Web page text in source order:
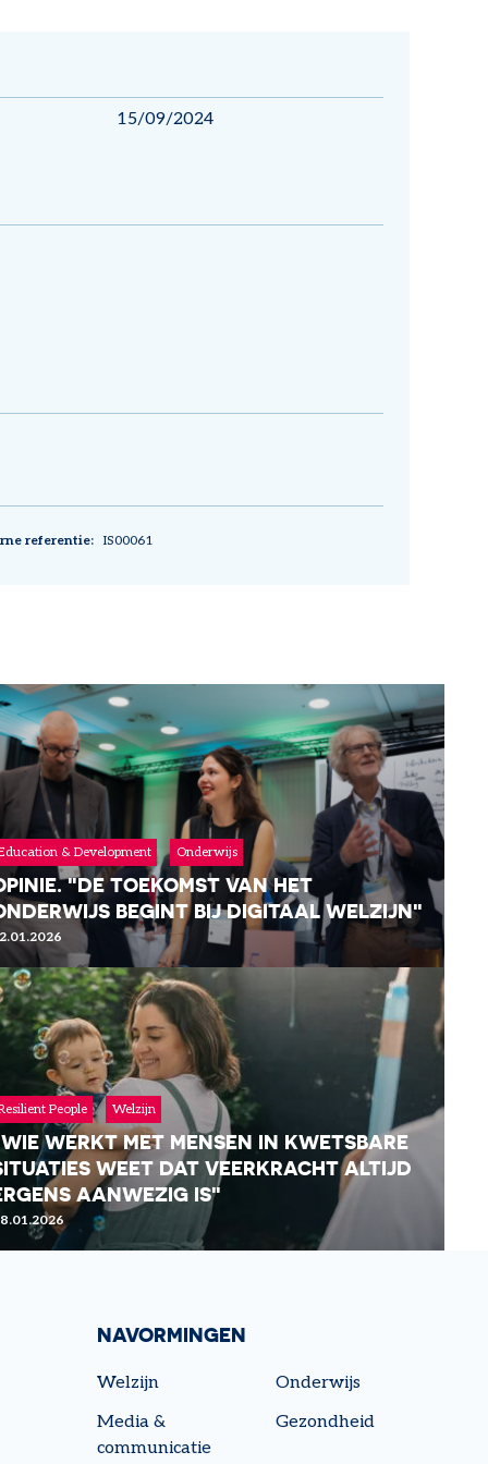
15/09/2024
referentie IS00061
& Development Onderwijs
"DE TOEKOMST VAN HET
BEGINT BIJ DIGITAAL WELZIJN"
LEES MEER
People Welzijn
WERKT MET MENSEN IN KWETSBARE
WEET DAT VEERKRACHT ALTIJD
AANWEZIG IS"
LEES MEER
NAVORMINGEN
Welzijn
Onderwijs
Media &
communicatie
Gezondheid